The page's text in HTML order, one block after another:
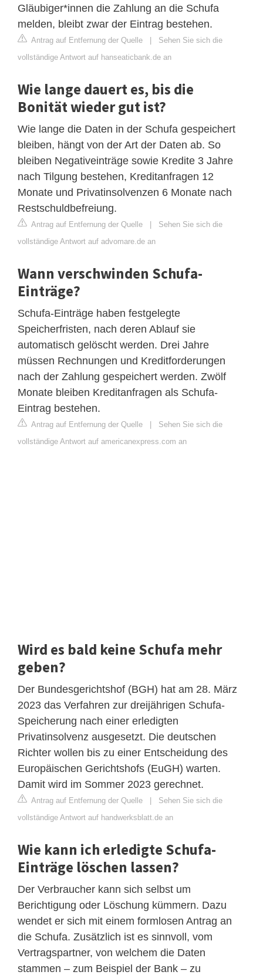
Gläubiger*innen die Zahlung an die Schufa
melden, bleibt zwar der Eintrag bestehen.
Antrag auf Entfernung der Quelle | Sehen Sie sich die
vollständige Antwort auf hanseaticbank.de an
Wie lange dauert es, bis die
Bonität wieder gut ist?
Wie lange die Daten in der Schufa gespeichert
bleiben, hängt von der Art der Daten ab. So
bleiben Negativeinträge sowie Kredite 3 Jahre
nach Tilgung bestehen, Kreditanfragen 12
Monate und Privatinsolvenzen 6 Monate nach
Restschuldbefreiung.
Antrag auf Entfernung der Quelle | Sehen Sie sich die
vollständige Antwort auf advomare.de an
Wann verschwinden Schufa-
Einträge?
Schufa-Einträge haben festgelegte
Speicherfristen, nach deren Ablauf sie
automatisch gelöscht werden. Drei Jahre
müssen Rechnungen und Kreditforderungen
nach der Zahlung gespeichert werden. Zwölf
Monate bleiben Kreditanfragen als Schufa-
Eintrag bestehen.
Antrag auf Entfernung der Quelle | Sehen Sie sich die
vollständige Antwort auf americanexpress.com an
Wird es bald keine Schufa mehr
geben?
Der Bundesgerichtshof (BGH) hat am 28. März
2023 das Verfahren zur dreijährigen Schufa-
Speicherung nach einer erledigten
Privatinsolvenz ausgesetzt. Die deutschen
Richter wollen bis zu einer Entscheidung des
Europäischen Gerichtshofs (EuGH) warten.
Damit wird im Sommer 2023 gerechnet.
Antrag auf Entfernung der Quelle | Sehen Sie sich die
vollständige Antwort auf handwerksblatt.de an
Wie kann ich erledigte Schufa-
Einträge löschen lassen?
Der Verbraucher kann sich selbst um
Berichtigung oder Löschung kümmern. Dazu
wendet er sich mit einem formlosen Antrag an
die Schufa. Zusätzlich ist es sinnvoll, vom
Vertragspartner, von welchem die Daten
stammen – zum Beispiel der Bank – zu